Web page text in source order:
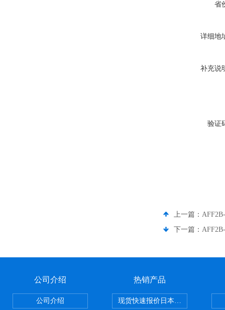
省
详细地
补充说
验证
上一篇：
下一篇：
公司介绍
公司介绍
热销产品
现货快速报价日本SMC气动元件